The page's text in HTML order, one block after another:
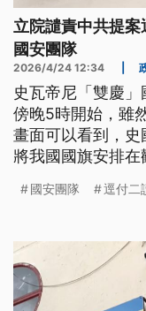
立院譴責中共提案
國安團隊
2026/4/24 12:34
史瓦帝尼「雙慶
傍晚5時開始，雖
畫面可以看到，
將我國國旗安排在
但呼籲外交跟國
國安團隊 逕付二